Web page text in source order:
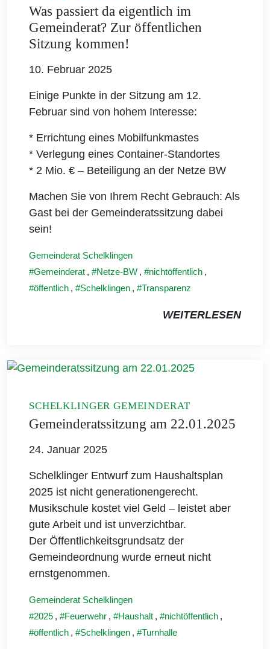
Was passiert da eigentlich im
Gemeinderat? Zur öffentlichen
Sitzung kommen!
10. Februar 2025
Einige Punkte in der Sitzung am 12.
Februar sind von hohem Interesse:
* Errichtung eines Mobilfunkmastes
* Verlegung eines Container-Standortes
* 2 Mio. € – Beteiligung an der Netze BW
Machen Sie von Ihrem Recht Gebrauch: Als
Gast bei der Gemeinderatssitzung dabei
sein!
Gemeinderat Schelklingen
Gemeinderat , Netze-BW , nichtöffentlich ,
öffentlich , Schelklingen , Transparenz
WEITERLESEN
SCHELKLINGER GEMEINDERAT
Gemeinderatssitzung am 22.01.2025
24. Januar 2025
Schelklinger Entwurf zum Haushaltsplan
2025 ist nicht generationengerecht.
Musikschule kostet viel Geld – leistet aber
gute Arbeit und ist unverzichtbar.
Der Öffentlichkeitsgrundsatz der
Gemeindeordnung wurde erneut nicht
ernstgenommen.
Gemeinderat Schelklingen
2025 , Feuerwehr , Haushalt , nichtöffentlich ,
öffentlich , Schelklingen , Turnhalle